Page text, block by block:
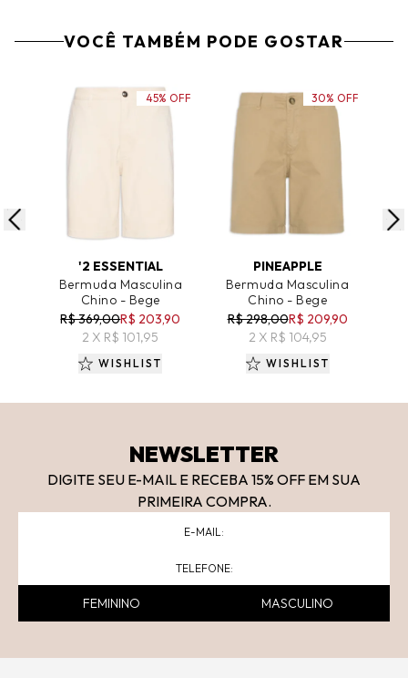
VOCÊ TAMBÉM PODE GOSTAR
ADICIONAR AO CARRINHO
'2 ESSENTIAL
Bermuda Masculina
Chino - Bege
R$ 369,00R$ 203,90
2 X R$ 101,95
45% OFF
WISHLIST
PINEAPPLE
Bermuda Masculina
Chino - Bege
R$ 298,00R$ 209,90
2 X R$ 104,95
30% OFF
WISHLIST
NEWSLETTER
DIGITE SEU E-MAIL E RECEBA 15% OFF EM SUA
PRIMEIRA COMPRA.
FEMININO MASCULINO